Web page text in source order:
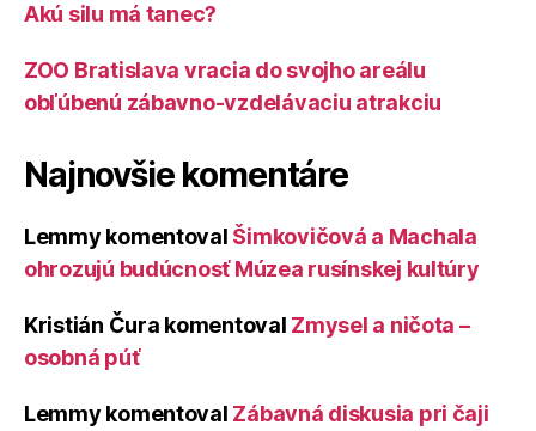
Akú silu má tanec?
ZOO Bratislava vracia do svojho areálu
obľúbenú zábavno-vzdelávaciu atrakciu
Najnovšie komentáre
Lemmy komentoval Šimkovičová a Machala
ohrozujú budúcnosť Múzea rusínskej kultúry
Kristián Čura komentoval Zmysel a ničota –
osobná púť
Lemmy komentoval Zábavná diskusia pri čaji